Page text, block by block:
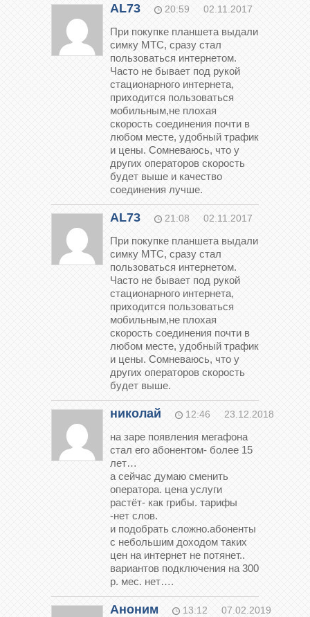
AL73 20:59 02.11.2017
При покупке планшета выдали
симку МТС, сразу стал
пользоваться интернетом.
Часто не бывает под рукой
стационарного интернета,
приходится пользоваться
мобильным,не плохая
скорость соединения почти в
любом месте, удобный трафик
и цены. Сомневаюсь, что у
других операторов скорость
будет выше и качество
соединения лучше.
AL73 21:08 02.11.2017
При покупке планшета выдали
симку МТС, сразу стал
пользоваться интернетом.
Часто не бывает под рукой
стационарного интернета,
приходится пользоваться
мобильным,не плохая
скорость соединения почти в
любом месте, удобный трафик
и цены. Сомневаюсь, что у
других операторов скорость
будет выше.
николай 12:46 23.12.2018
на заре появления мегафона
стал его абонентом- более 15
лет…
а сейчас думаю сменить
оператора. цена услуги
растёт- как грибы. тарифы
-нет слов.
и подобрать сложно.абоненты
с небольшим доходом таких
цен на интернет не потянет..
вариантов подключения на 300
р. мес. нет….
Аноним 13:12 07.02.2019